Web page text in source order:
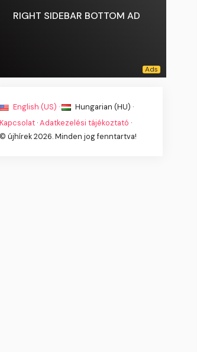
RIGHT SIDEBAR BOTTOM AD
English (US) ·
Hungarian (HU) ·
Kapcsolat ·Adatkezelési tájékoztató ·
© újhírek 2026. Minden jog fenntartva!